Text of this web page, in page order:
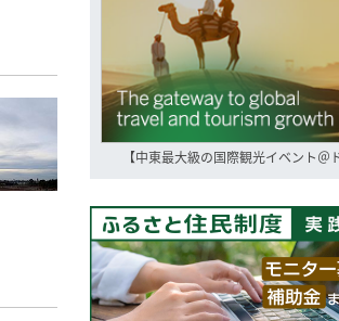
【中東最大級の国際観光イベント＠